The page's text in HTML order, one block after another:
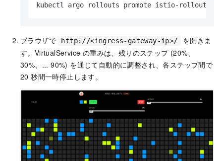
kubectl argo rollouts promote istio-rollout
ブラウザで http://<ingress-gateway-ip>/
を開きま
す。VirtualService の重みは、残りのステップ (20%、
30%、... 90%) を通じて自動的に調整され、各ステップ間で
20 秒間一時停止します。